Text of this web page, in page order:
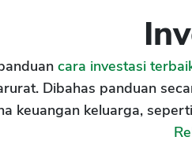
cara investasi
Dibahas panduan
keuangan keluarga,